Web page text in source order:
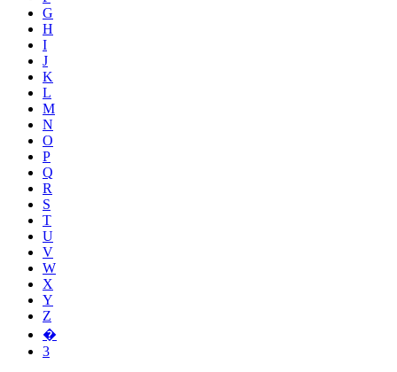
G
H
I
J
K
L
M
N
O
P
Q
R
S
T
U
V
W
X
Y
Z
�
3